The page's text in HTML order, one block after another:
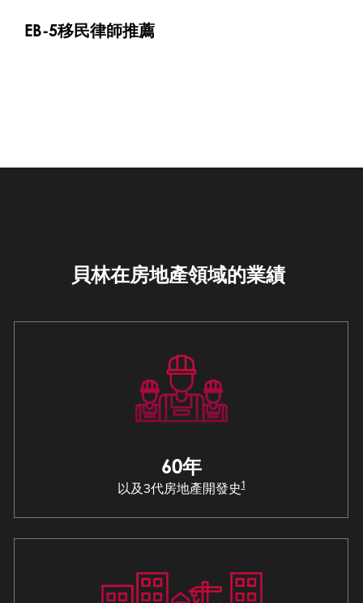
EB-5移民律師推薦
貝林在房地產領域的業績
60年
以及3代房地產開發史1